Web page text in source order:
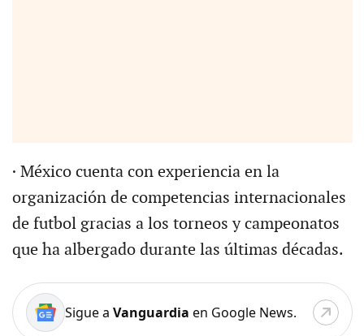
· México cuenta con experiencia en la
organización de competencias internacionales
de futbol gracias a los torneos y campeonatos
que ha albergado durante las últimas décadas.
Sigue a Vanguardia en Google News.